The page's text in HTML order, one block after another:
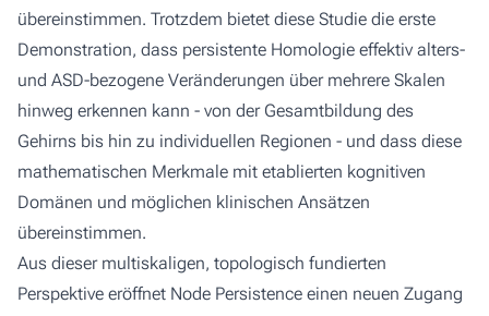
übereinstimmen. Trotzdem bietet diese Studie die erste
Demonstration, dass persistente Homologie effektiv alters-
und ASD-bezogene Veränderungen über mehrere Skalen
hinweg erkennen kann - von der Gesamtbildung des
Gehirns bis hin zu individuellen Regionen - und dass diese
mathematischen Merkmale mit etablierten kognitiven
Domänen und möglichen klinischen Ansätzen
übereinstimmen.
Aus dieser multiskaligen, topologisch fundierten
Perspektive eröffnet Node Persistence einen neuen Zugang